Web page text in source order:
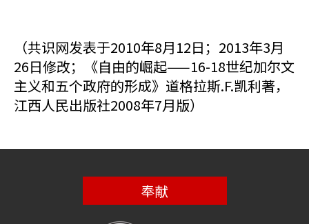
（共识网发表于2010年8月12日；2013年3月
26日修改；《自由的崛起——16-18世纪加尔文
主义和五个政府的形成》道格拉斯.F.凯利著，
江西人民出版社2008年7月版）
奉献